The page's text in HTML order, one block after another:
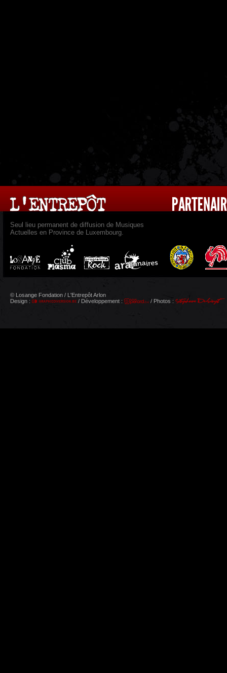
Seul lieu permanent de diffusion de Musiques
Actuelles en Province de Luxembourg.
© Losange Fondation / L'Entrepôt Arlon
Design :
/ Développement : / Photos :